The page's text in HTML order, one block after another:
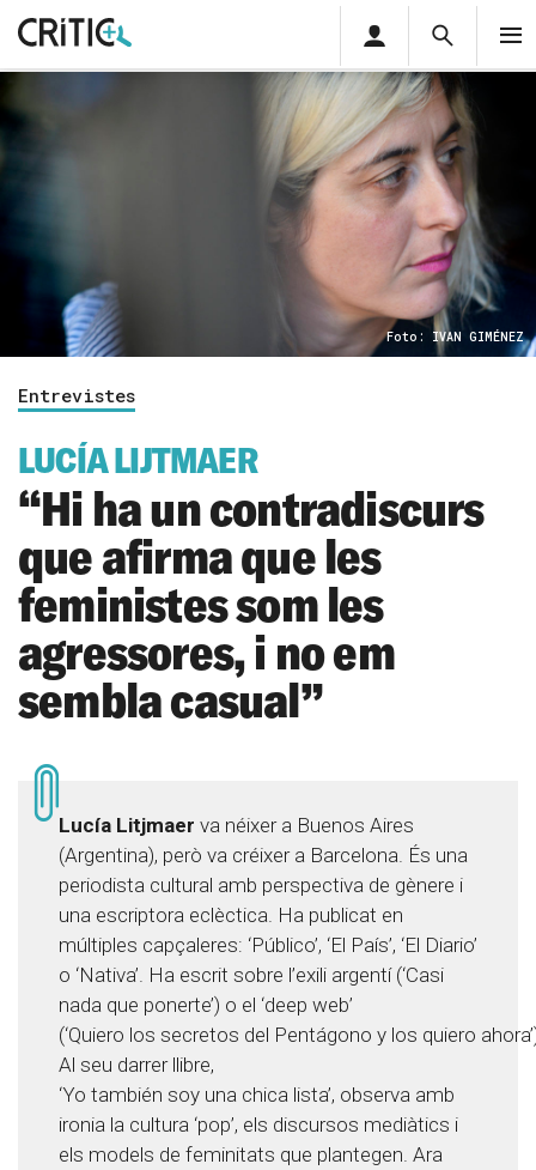
Cerca
Cerca
privada
Inicia sessió
Foto: IVAN GIMÉNEZ
Entrevistes
LUCÍA LIJTMAER
“Hi ha un contradiscurs
que afirma que les
feministes som les
agressores, i no em
sembla casual”
Lucía Litjmaer va néixer a Buenos Aires
(Argentina), però va créixer a Barcelona. És una
periodista cultural amb perspectiva de gènere i
una escriptora eclèctica. Ha publicat en
múltiples capçaleres: ‘Público’, ‘El País’, ‘El Diario’
o ‘Nativa’. Ha escrit sobre l’exili argentí (‘Casi
nada que ponerte’) o el ‘deep web’
(‘Quiero los secretos del Pentágono y los quiero
Al seu darrer llibre,
‘Yo también soy una chica lista’, observa amb
ironia la cultura ‘pop’, els discursos mediàtics i
els models de feminitats que plantegen. Ara